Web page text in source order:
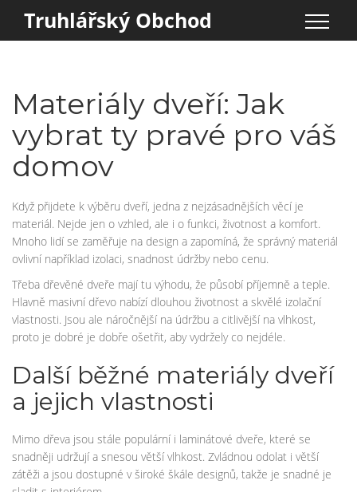
Truhlářský Obchod
Materiály dveří: Jak
vybrat ty pravé pro váš
domov
Když přijdete k výběru dveří, jedna z nejzásadnějších věcí je
materiál. Nejde jen o vzhled, ale i o funkci, životnost a komfort.
Mnoho lidí se zaměřuje na design a zapomíná, že správný materiál
ovlivní například izolaci, snadnost údržby nebo cenu.
Třeba dřevěné dveře mají tu výhodu, že působí příjemně a teple.
Hlavně masivní dřevo nabízí dlouhou životnost a skvělé izolační
vlastnosti. Jsou ale náročnější na údržbu a citlivější na vlhkost,
proto je dobré je dobře ošetřit, aby vydržely co nejdéle.
Další běžné materiály dveří
a jejich vlastnosti
Mimo dřeva jsou stále populární i laminátové dveře, které se
snadněji udržují a snesou větší vlhkost. Zvládnou odolat i větší
zátěži a jsou dostupné v široké škále designů, takže je snadné je